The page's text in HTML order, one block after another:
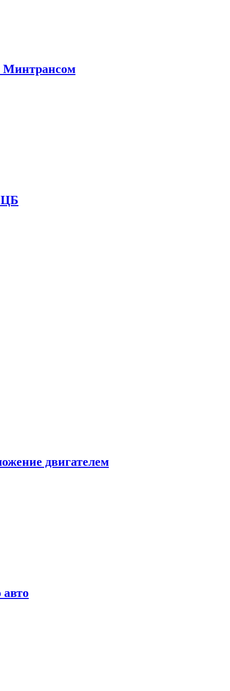
Минтрансом
ЦБ
двигателем